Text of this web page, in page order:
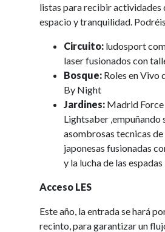
listas para recibir actividades
espacio y tranquilidad.
Circuito:ludosport
laser fusionados con
Bosque:Roles en Vivo
By Night
Jardines:Madrid
Lightsaber ,empuñando
asombrosas tecnicas
japonesas fusionadas
y la lucha de las espadas
Acceso LES
Este año, la entrada se hará
recinto, para garantizar un